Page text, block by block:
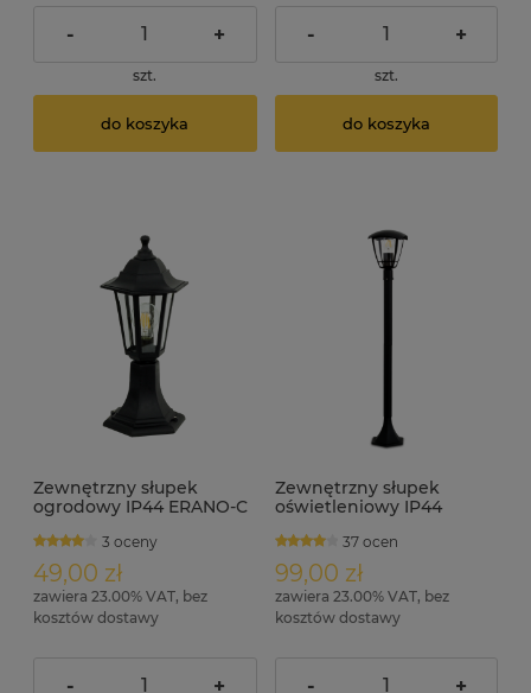
- +
szt.
do koszyka
- +
szt.
do koszyka
Zewnętrzny słupek
ogrodowy IP44 ERANO-C
3 oceny
49,00 zł
zawiera 23.00% VAT, bez
kosztów dostawy
- +
Zewnętrzny słupek
oświetleniowy IP44
37 ocen
99,00 zł
zawiera 23.00% VAT, bez
kosztów dostawy
- +